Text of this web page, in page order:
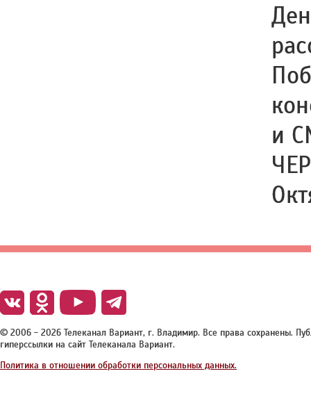
и
© 2006 - 2026 Телеканал Вариант, г. Владимир. Все права сохранены.
гиперссылки на сайт Телеканала Вариант.
Политика в отношении обработки персональных данных.